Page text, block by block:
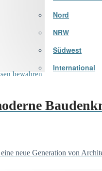
Nord
NRW
Südwest
International
neue Generation von